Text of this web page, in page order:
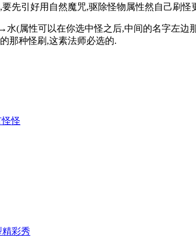
先引好用自然魔咒,驱除怪物属性然自己刷怪
属性可以在你选中怪之后,中间的名字左边
那种怪刷,这素法师必选的.
怪
彩秀